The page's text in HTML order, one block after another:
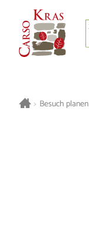
> Besuch planen